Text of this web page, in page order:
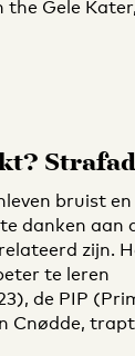
the Gele Kater,
bruist
danken aan
zijn.
te leren
de PIP
Cnødde, trapt